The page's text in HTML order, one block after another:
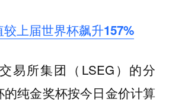
上届世界杯飙升157%
易所集团（LSEG）的分
纯金奖杯按今日金价计算